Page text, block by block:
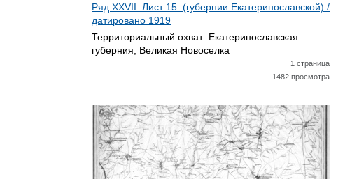
Ряд XXVII. Лист 15. (губернии Екатеринославской) /
датировано 1919
Территориальный охват: Екатеринославская
губерния, Великая Новоселка
1 страница
1482 просмотра